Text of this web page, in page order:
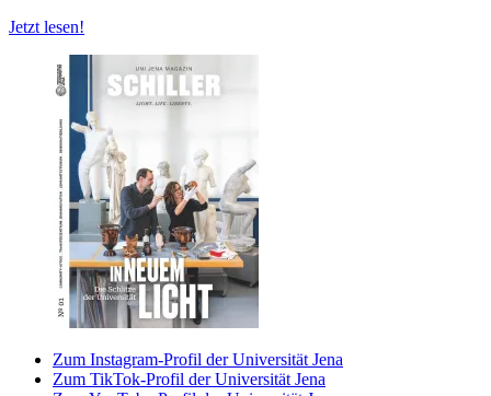
Jetzt lesen!
Zum Instagram-Profil der Universität Jena
Zum TikTok-Profil der Universität Jena